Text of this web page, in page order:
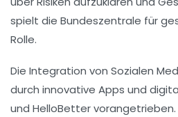
spielt die Bundeszentrale für
Rolle.
Die Integration von Sozialen
durch innovative Apps und
und HelloBetter